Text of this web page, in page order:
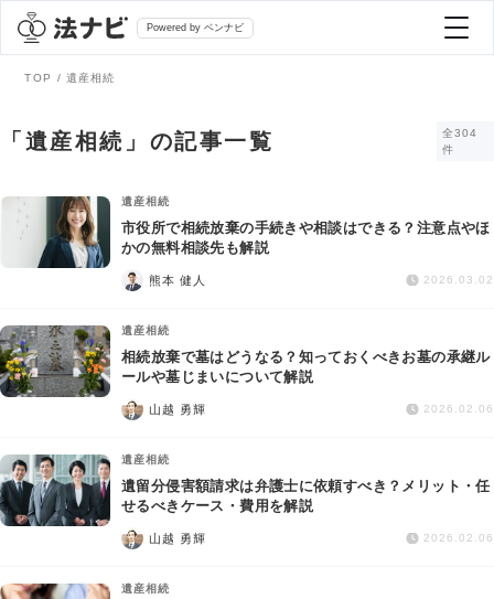
Powered by ベンナビ
全て
法律相談
債務整理
交通事故
弁護士を探す
おすすめ弁護士診断
AI Search Premium
掲載をご検討の弁護士の方へ
TOP 遺産相続
「遺産相続」の記事一覧
全304
件
遺産相続
市役所で相続放棄の手続きや相談はできる？注意点やほ
かの無料相談先も解説
熊本 健人 2026.03.02
遺産相続
相続放棄で墓はどうなる？知っておくべきお墓の承継ル
ールや墓じまいについて解説
山越 勇輝 2026.02.06
遺産相続
遺留分侵害額請求は弁護士に依頼すべき？メリット・任
せるべきケース・費用を解説
山越 勇輝 2026.02.06
遺産相続